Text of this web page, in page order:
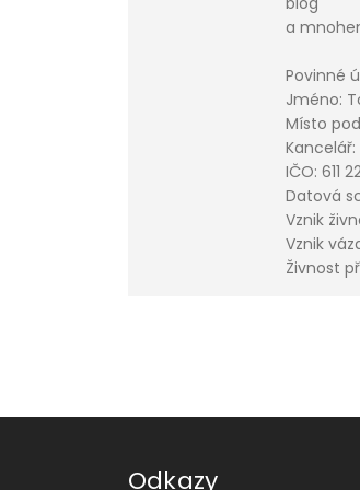
a
Povinné
Jméno:
Místo
IČO: 611
Datová
Vznik
Vznik
Živnost
Odkazy